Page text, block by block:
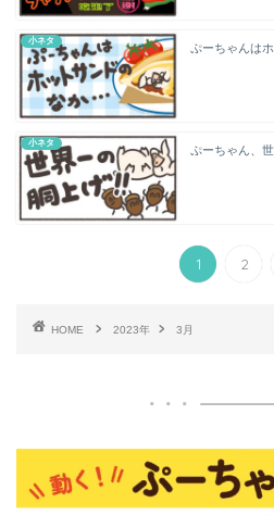
小ネタ
ぷーちゃんは
小ネタ
ぷーちゃん、
1 2
HOME 2023年 3月